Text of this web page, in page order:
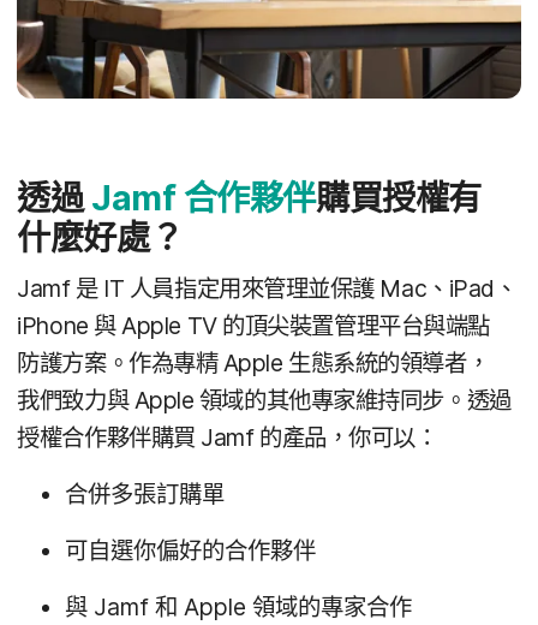
透過 Jamf合作​夥伴購買​授權​有​
什麼​好處？
Jamf 是IT 人員​指定​用來​管理​並​保護Mac 、 iPad 、
iPhone 與Apple TV 的​頂尖​裝置​管理​平台​與​端點​
防護​方案。​作為​專精Apple 生態​系統​的​領導​者，​
我們​致力​與Apple 領域​的​其他​專家​維持​同步。​透過​
授權​合作​夥伴購買 Jamf 的​產品，​你​可以：
合併多​張訂購​單
可​自選​你​偏好​的​合作​夥伴
與 Jamf和 Apple領域​的​專家​合作